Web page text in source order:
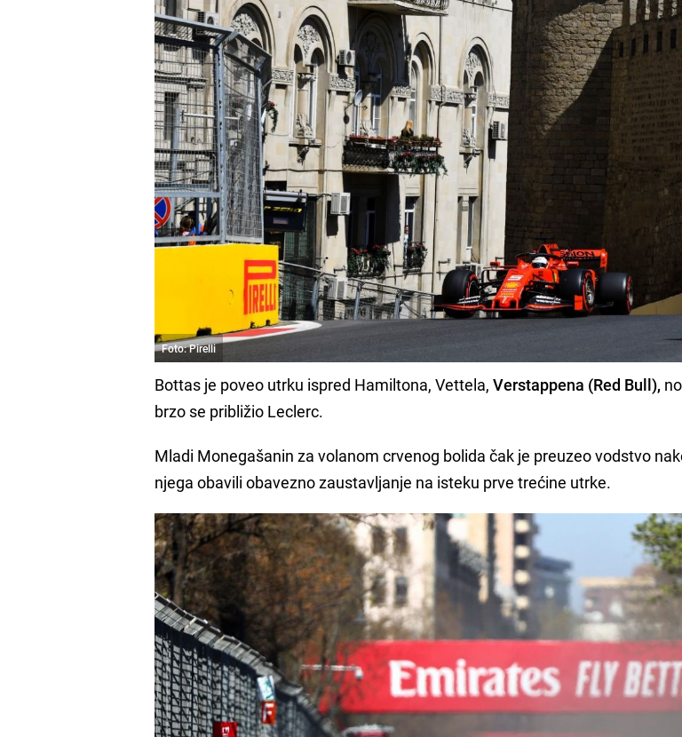
Foto: Pirelli
Bottas je poveo utrku ispred Hamiltona, Vettela,Verstappena (Red Bull),
brzo se približio Leclerc.
Mladi Monegašanin za volanom crvenog bolida čak je preuzeo vodstvo
njega obavili obavezno zaustavljanje na isteku prve trećine utrke.